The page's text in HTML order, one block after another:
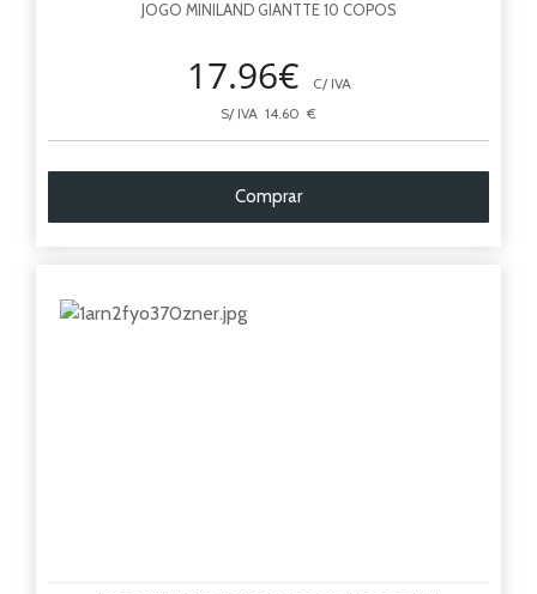
JOGO MINILAND GIANTTE 10 COPOS
17.96€
C/ IVA
S/ IVA 14.60 €
Comprar